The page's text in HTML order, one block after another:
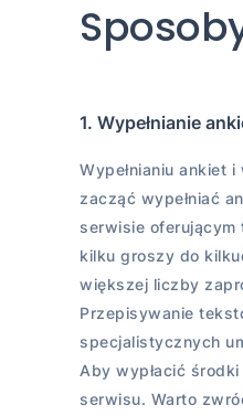
1. Wypełnianie
Wypełnianiu ankiet
zacząć wypełniać
serwisie oferującym
kilku groszy do
większej liczby
Przepisywanie
specjalistycznych
Aby wypłacić
serwisu. Warto